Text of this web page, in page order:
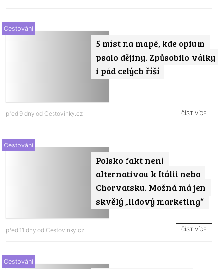
5 míst na mapě, kde opium
psalo dějiny. Způsobilo války
i pád celých říší
Cestování
před 9 dny od Cestovinky.cz ČÍST VÍCE
Polsko fakt není
alternativou k Itálii nebo
Chorvatsku. Možná má jen
skvělý „lidový marketing“
Cestování
před 11 dny od Cestovinky.cz ČÍST VÍCE
Cestování